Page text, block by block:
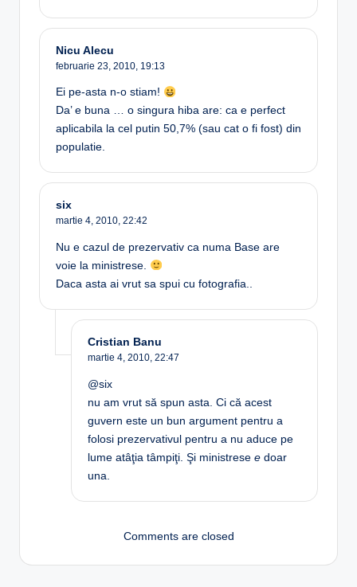
Nicu Alecu
februarie 23, 2010, 19:13
Ei pe-asta n-o stiam!
Da’ e buna … o singura hiba are: ca e perfect
aplicabila la cel putin 50,7% (sau cat o fi fost) din
populatie.
six
martie 4, 2010, 22:42
Nu e cazul de prezervativ ca numa Base are
voie la ministrese.
Daca asta ai vrut sa spui cu fotografia..
Cristian Banu
martie 4, 2010, 22:47
@six
nu am vrut să spun asta. Ci că acest
guvern este un bun argument pentru a
folosi prezervativul pentru a nu aduce pe
lume atâţia tâmpiţi. Şi ministrese e doar
una.
Comments are closed